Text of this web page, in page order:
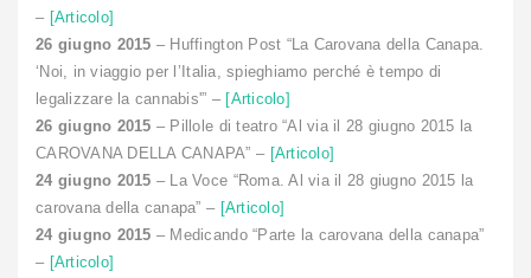
– [Articolo]
26 giugno 2015 – Huffington Post “La Carovana della Canapa.
‘Noi, in viaggio per l’Italia, spieghiamo perché è tempo di
legalizzare la cannabis'” – [Articolo]
26 giugno 2015 – Pillole di teatro “Al via il 28 giugno 2015 la
CAROVANA DELLA CANAPA” – [Articolo]
24 giugno 2015 – La Voce “Roma. Al via il 28 giugno 2015 la
carovana della canapa” – [Articolo]
24 giugno 2015 – Medicando “Parte la carovana della canapa”
– [Articolo]